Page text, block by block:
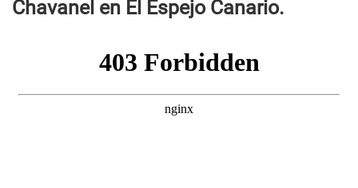
Chavanel en El Espejo Canario.